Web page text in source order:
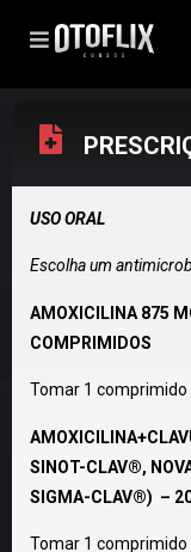
USO ORAL
Escolha um
AMOXICILINA 875
COMPRIMIDOS
Tomar 1 comprimido
SINOT-CLAV®,
SIGMA-CLAV®) –
Tomar 1 comprimido